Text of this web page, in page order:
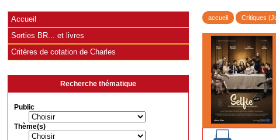
accueil Critiques
Accueil
Sorties BR... et livres
Critères de cotation de Charles
Recherche thématique
Public
Thème(s)